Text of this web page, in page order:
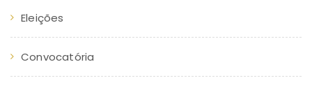
Eleições
Convocatória